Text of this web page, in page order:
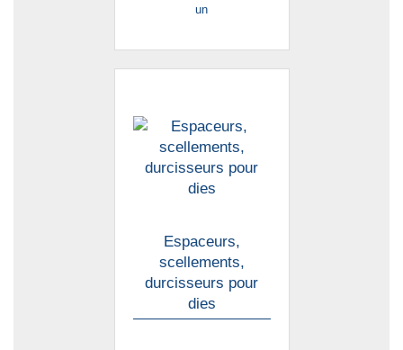
un
Espaceurs,
scellements,
durcisseurs pour
dies